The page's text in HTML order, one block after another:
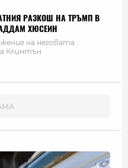
РАЗКОШ НА ТРЪМП В
ХЮСЕИН
на неговата
Клинтън